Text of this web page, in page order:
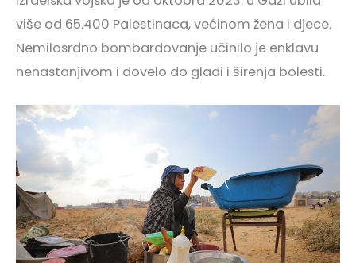
više od 65.400 Palestinaca, većinom žena i djece.
Nemilosrdno bombardovanje učinilo je enklavu
nenastanjivom i dovelo do gladi i širenja bolesti.